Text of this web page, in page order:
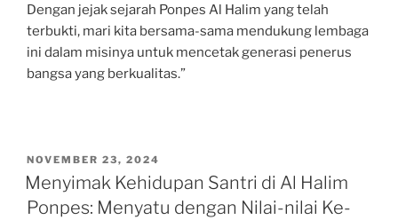
Dengan jejak sejarah Ponpes Al Halim yang telah
terbukti, mari kita bersama-sama mendukung lembaga
ini dalam misinya untuk mencetak generasi penerus
bangsa yang berkualitas.”
POSTED
ON
NOVEMBER 23, 2024
Menyimak Kehidupan Santri di Al Halim
Ponpes: Menyatu dengan Nilai-nilai Ke-